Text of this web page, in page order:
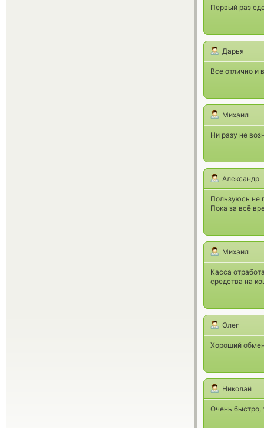
Первый раз
Дарья
Все отлично и
Михаил
Ни разу не
Александр
Пользуюсь не
Пока за всё
Михаил
Касса
средства на
Олег
Хороший
Николай
Очень быстро,